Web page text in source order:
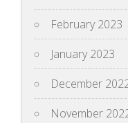
February 2023
January 2023
December
November